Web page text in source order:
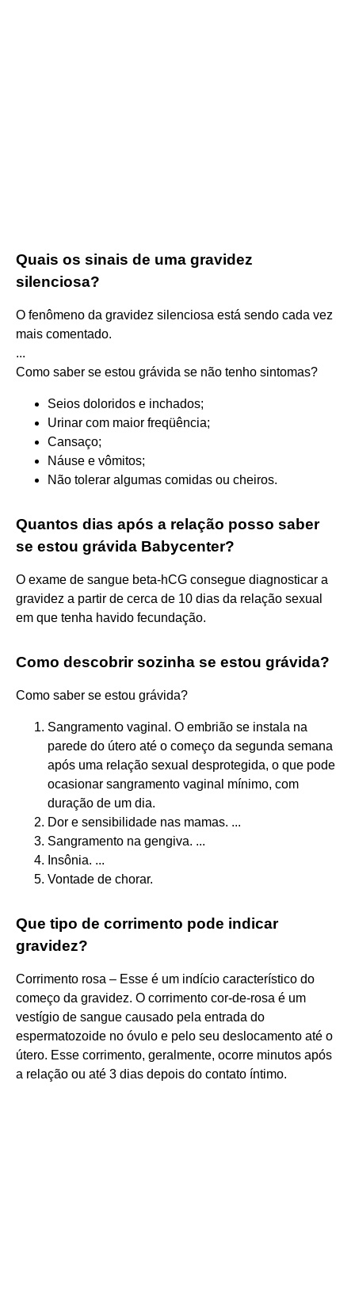
Quais os sinais de uma gravidez
silenciosa?
O fenômeno da gravidez silenciosa está sendo cada vez
mais comentado.
...
Como saber se estou grávida se não tenho sintomas?
Seios doloridos e inchados;
Urinar com maior freqüência;
Cansaço;
Náuse e vômitos;
Não tolerar algumas comidas ou cheiros.
Quantos dias após a relação posso saber
se estou grávida Babycenter?
O exame de sangue beta-hCG consegue diagnosticar a
gravidez a partir de cerca de 10 dias da relação sexual
em que tenha havido fecundação.
Como descobrir sozinha se estou grávida?
Como saber se estou grávida?
Sangramento vaginal. O embrião se instala na
parede do útero até o começo da segunda semana
após uma relação sexual desprotegida, o que pode
ocasionar sangramento vaginal mínimo, com
duração de um dia.
Dor e sensibilidade nas mamas. ...
Sangramento na gengiva. ...
Insônia. ...
Vontade de chorar.
Que tipo de corrimento pode indicar
gravidez?
Corrimento rosa – Esse é um indício característico do
começo da gravidez. O corrimento cor-de-rosa é um
vestígio de sangue causado pela entrada do
espermatozoide no óvulo e pelo seu deslocamento até o
útero. Esse corrimento, geralmente, ocorre minutos após
a relação ou até 3 dias depois do contato íntimo.